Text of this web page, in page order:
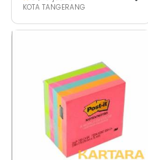
KOTA TANGERANG